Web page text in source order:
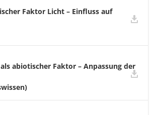
Faktor Licht – Einfluss auf
abiotischer Faktor – Anpassung der